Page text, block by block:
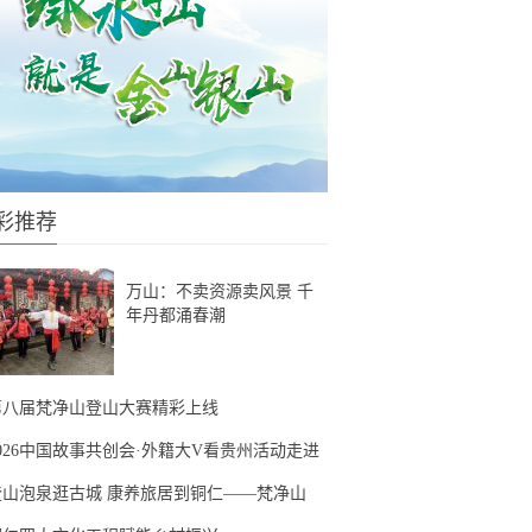
推荐
万山：不卖资源卖风景 千
年丹都涌春潮
届梵净山登山大赛精彩上线
中国故事共创会·外籍大V看贵州活动走进
山泡泉逛古城 康养旅居到铜仁——梵净山